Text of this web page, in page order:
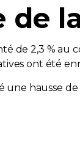
de 2,3 % au
ont été
hausse